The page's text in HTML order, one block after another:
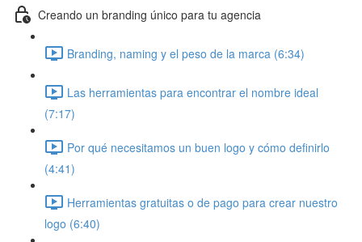
Creando un branding único para tu agencia
Branding, naming y el peso de la marca (6:34)
Las herramientas para encontrar el nombre ideal
(7:17)
Por qué necesitamos un buen logo y cómo definirlo
(4:41)
Herramientas gratuitas o de pago para crear nuestro
logo (6:40)